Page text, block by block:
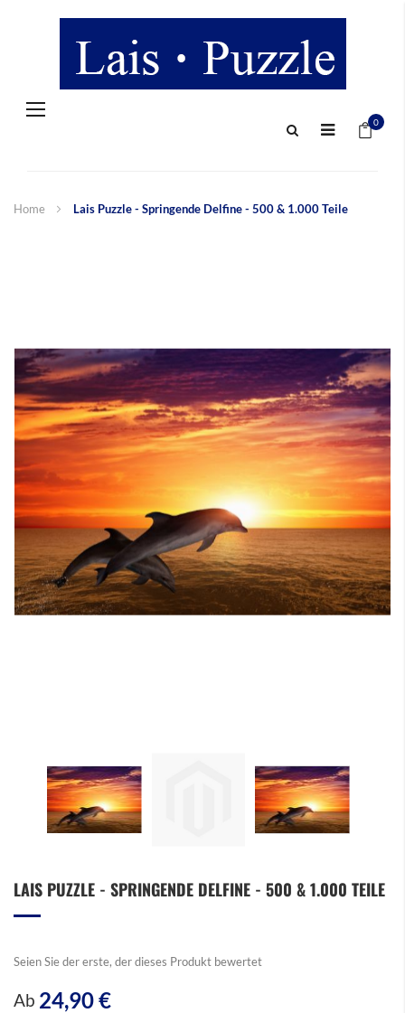
Navigation
0
Home Lais Puzzle - Springende Delfine - 500 & 1.000 Teile
Anfang
LAIS PUZZLE - SPRINGENDE DELFINE - 500 & 1.000 TEILE
Seien Sie der erste, der dieses Produkt bewertet
Ab 24,90 €